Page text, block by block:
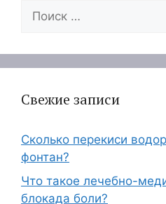
Поиск:
Свежие записи
Сколько перекиси
фонтан?
Что такое лечебно-
блокада боли?